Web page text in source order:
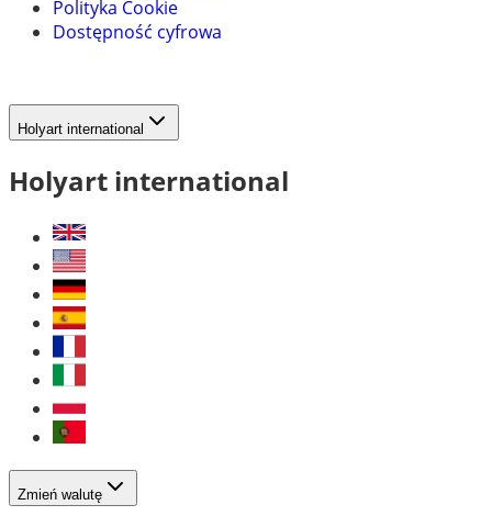
Polityka Cookie
Dostępność cyfrowa
Holyart international
Holyart international
Zmień walutę